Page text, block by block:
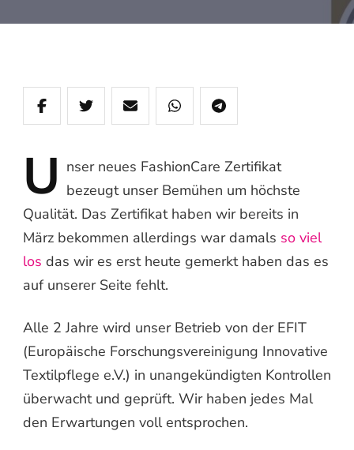
U nserneues FashionCare Zertifikat
bezeugt unser Bemühen um höchste
Qualität. Das Zertifikat haben wir bereits in
März bekommen allerdings war damals so viel
los das wir es erst heute gemerkt haben das es
auf unserer Seite fehlt.
Alle 2 Jahre wird unser Betrieb von der EFIT
(Europäische Forschungsvereinigung Innovative
Textilpflege e.V.) in unangekündigten Kontrollen
überwacht und geprüft. Wir haben jedes Mal
den Erwartungen voll entsprochen.